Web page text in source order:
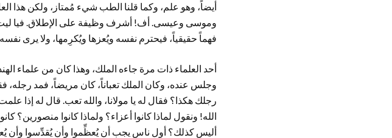
أيضاً، وهو علم، وكما قلنا الطب شيء مُمتاز، ولكن هذا
وموسى وعيسى. أف! أشرف وظيفة على الإطلاق. فيا
فهماً حقيقياً، فيحترم نفسه ويُعزها ويُكرِمها، ولا يرى نفسه
أحد العلماء ذات مرة جاءه الملك، وهذا كان من علماء
وجلس عنده، وكان الملك تعباناً، كان مريضاً، فمد
رجلك هكذا؟ فقال له يا مولانا، والله تعب. قال له إذا
الله! ونقول لماذا كانوا أعزاء؟ ولماذا كانوا منصورين؟
أليس كذلك؟ أول ناس يجب أن يُعظِّموا وأن يُقدِّسوا وأن